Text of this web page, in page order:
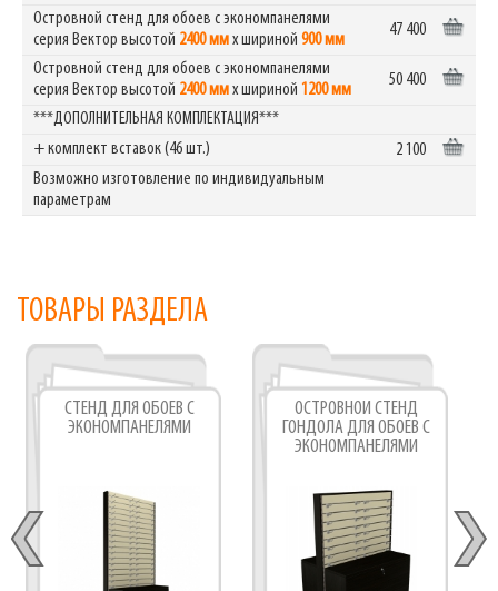
Островной стенд для обоев с экономпанелями
серия Вектор высотой 2400 ммх шириной 900 мм
47 400
Островной стенд для обоев с экономпанелями
серия Вектор высотой 2400 ммх шириной 1200 мм
50 400
***ДОПОЛНИТЕЛЬНАЯ КОМПЛЕКТАЦИЯ***
+ комплект вставок (46 шт.)
2 100
Возможно изготовление по индивидуальным
параметрам
ТОВАРЫ РАЗДЕЛА
СТЕНД ДЛЯ ОБОЕВ С
ЭКОНОМПАНЕЛЯМИ
ОСТРОВНОЙ СТЕНД
ГОНДОЛА ДЛЯ ОБОЕВ С
ЭКОНОМПАНЕЛЯМИ